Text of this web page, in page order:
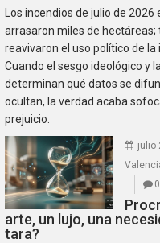
Los incendios de julio de 2026
arrasaron miles de hectáreas;
reavivaron el uso político de la
Cuando el sesgo ideológico y
determinan qué datos se
ocultan, la verdad acaba
prejuicio.
julio
0
arte, un lujo, una
tara?